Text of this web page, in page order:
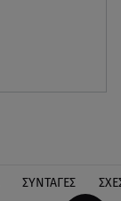
ΣΥΝΤΑΓΕΣ